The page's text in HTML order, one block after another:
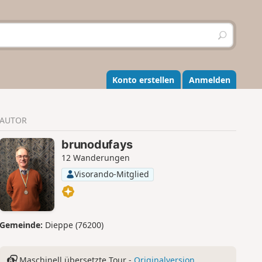
S
u
h
e
n
Konto erstellen Anmelden
AUTOR
brunodufays
12 Wanderungen
Visorando-Mitglied
Gemeinde: Dieppe (76200)
Maschinell übersetzte Tour - Originalversion